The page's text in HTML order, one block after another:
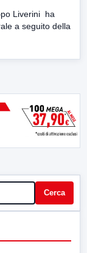
Liverini ha
a seguito della
Cerca